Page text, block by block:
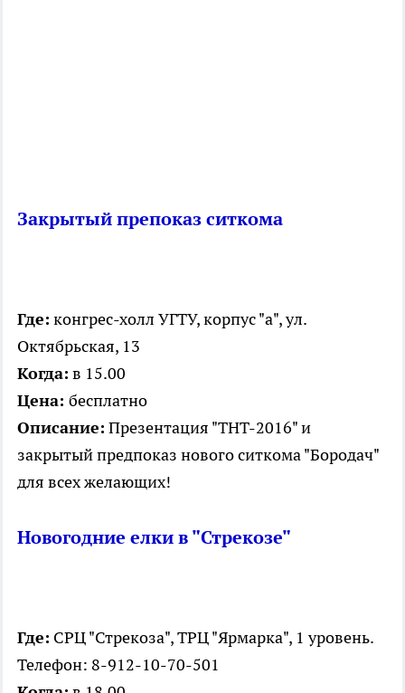
Закрытый препоказ ситкома
Где: конгрес-холл УГТУ, корпус "а", ул.
Октябрьская, 13
Когда: в 15.00
Цена: бесплатно
Описание: Презентация "ТНТ-2016" и
закрытый предпоказ нового ситкома "Бородач"
для всех желающих!
Новогодние елки в "Стрекозе"
Где: СРЦ "Стрекоза", ТРЦ "Ярмарка", 1 уровень.
Телефон: 8-912-10-70-501